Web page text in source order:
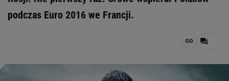
podczas Euro 2016 we Francji.